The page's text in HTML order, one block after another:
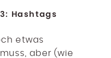
Hashtags
etwas
aber (wie